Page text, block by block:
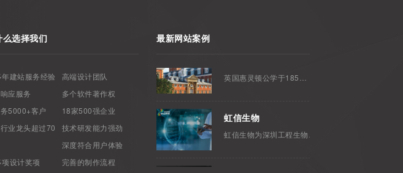
么选择我们
建站服务经验
高端设计团队
应服务
多个软件著作权
5000+客户
18家500强企业
业龙头超过70
技术研发能力强劲
深度符合用户体验
设计奖项
完善的制作流程
最新网站案例